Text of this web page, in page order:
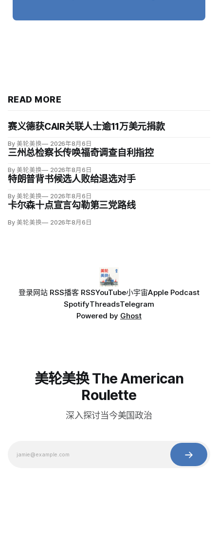
READ MORE
赛义德获CAIR关联人士逾11万美元捐款
By 美轮美换 2026年8月6日
三州总检察长传唤福奇调查自利指控
By 美轮美换 2026年8月6日
特朗普背书候选人败给退选对手
By 美轮美换 2026年8月6日
卡尔森十点宣言勾勒第三党路线
By 美轮美换 2026年8月6日
登录网站 RSS播客 RSSYouTube小宇宙Apple Podcast
SpotifyThreadsTelegram
Powered by Ghost
美轮美换 The American
Roulette
深入探讨当今美国政治